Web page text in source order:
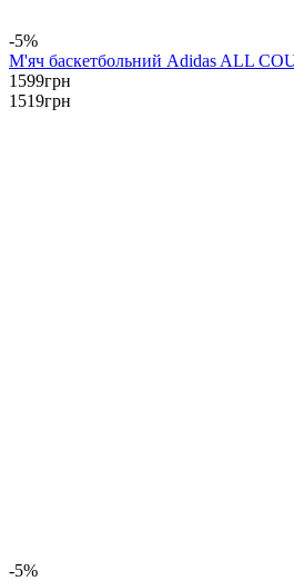
-5%
М'яч баскетбольний Adidas ALL
1599грн
1519грн
-5%